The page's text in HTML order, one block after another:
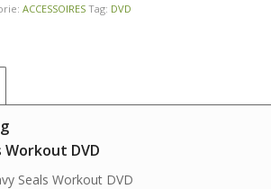
ACCESSOIRES Tag: DVD
Workout DVD
Seals Workout DVD